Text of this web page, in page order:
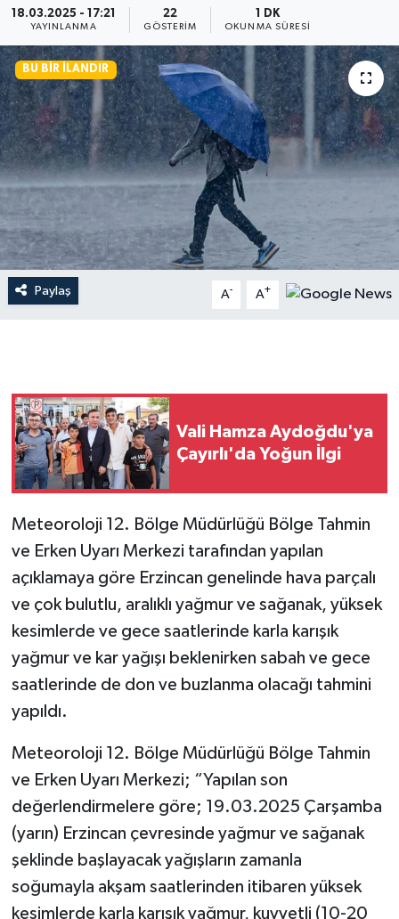
18.03.2025 - 17:21
YAYINLANMA
22
GÖSTERIM
1 DK
OKUNMA SÜRESI
BU BIR İLANDIR
Paylaş A- A+
Vali Hamza Aydoğdu'ya
Çayırlı'da Yoğun İlgi
Meteoroloji 12. Bölge Müdürlüğü Bölge Tahmin
ve Erken Uyarı Merkezi tarafından yapılan
açıklamaya göre Erzincan genelinde hava parçalı
ve çok bulutlu, aralıklı yağmur ve sağanak, yüksek
kesimlerde ve gece saatlerinde karla karışık
yağmur ve kar yağışı beklenirken sabah ve gece
saatlerinde de don ve buzlanma olacağı tahmini
yapıldı.
Meteoroloji 12. Bölge Müdürlüğü Bölge Tahmin
ve Erken Uyarı Merkezi; “Yapılan son
değerlendirmelere göre; 19.03.2025 Çarşamba
(yarın) Erzincan çevresinde yağmur ve sağanak
şeklinde başlayacak yağışların zamanla
soğumayla akşam saatlerinden itibaren yüksek
kesimlerde karla karışık yağmur, kuvvetli (10-20